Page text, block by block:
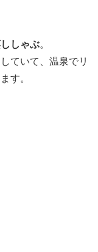
しゃぶ。
ていて、温泉でリ
す。